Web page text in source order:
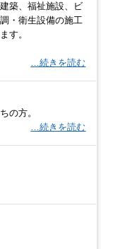
築、福祉施設、ビ
・衛生設備の施工
す。
…続きを読む
の方。
…続きを読む